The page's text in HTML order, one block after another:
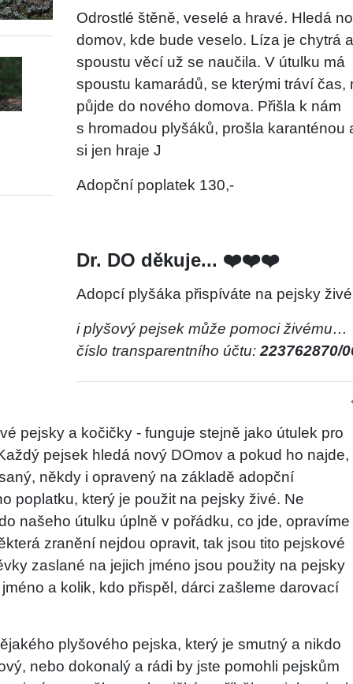
Odrostlé štěně, veselé a hravé. Hledá
domov, kde bude veselo. Líza je chytrá a
spoustu věcí už se naučila. V útulku má
spoustu kamarádů, se kterými tráví čas,
půjde do nového domova. Přišla k nám
s hromadou plyšáků, prošla karanténou
si jen hraje J
Adopční poplatek 130,-
Dr. DO děkuje... ❤️❤️❤️
Adopcí plyšáka přispíváte na pejsky
i plyšový pejsek může pomoci živému…
číslo transparentního účtu: 223762870/
pejsky a kočičky - funguje stejně jako útulek pro
pejsek hledá nový DOmov a pokud ho najde,
někdy i opravený na základě adopční
poplatku, který je použit na pejsky živé. Ne
našeho útulku úplně v pořádku, co jde, opravíme
zranění nejdou opravit, tak jsou tito pejskové
zaslané na jejich jméno jsou použity na pejsky
a kolik, kdo přispěl, dárci zašleme darovací
plyšového pejska, který je smutný a nikdo
nebo dokonalý a rádi by jste pomohli pejskům